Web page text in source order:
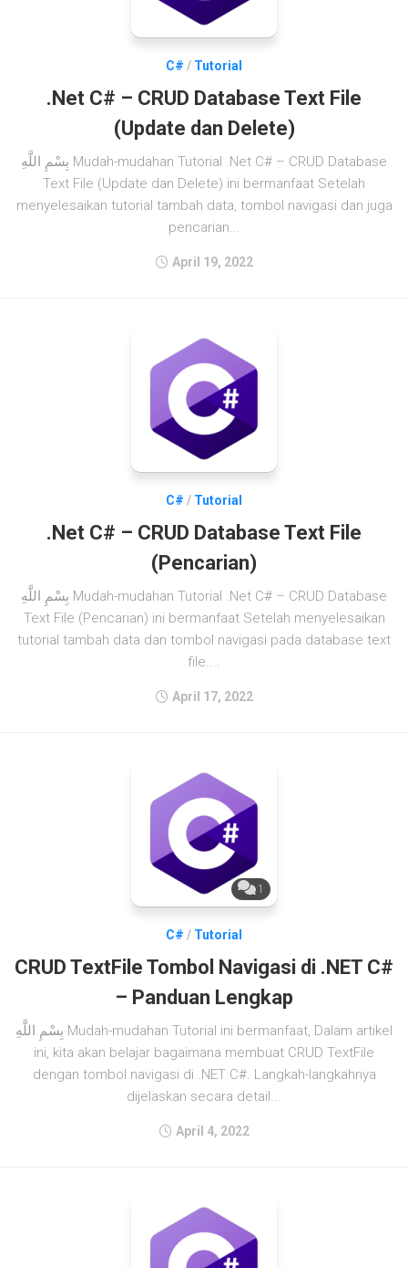
C# / Tutorial
.Net C# – CRUD Database Text File
(Update dan Delete)
بِسْمِ اللَّهِ Mudah-mudahan Tutorial .Net C# – CRUD Database
Text File (Update dan Delete) ini bermanfaat Setelah
menyelesaikan tutorial tambah data, tombol navigasi dan juga
pencarian...
April 19, 2022
C# / Tutorial
.Net C# – CRUD Database Text File
(Pencarian)
بِسْمِ اللَّهِ Mudah-mudahan Tutorial .Net C# – CRUD Database
Text File (Pencarian) ini bermanfaat Setelah menyelesaikan
tutorial tambah data dan tombol navigasi pada database text
file....
April 17, 2022
1
C# / Tutorial
CRUD TextFile Tombol Navigasi di .NET C#
– Panduan Lengkap
بِسْمِ اللَّهِ Mudah-mudahan Tutorial ini bermanfaat, Dalam artikel
ini, kita akan belajar bagaimana membuat CRUD TextFile
dengan tombol navigasi di .NET C#. Langkah-langkahnya
dijelaskan secara detail...
April 4, 2022